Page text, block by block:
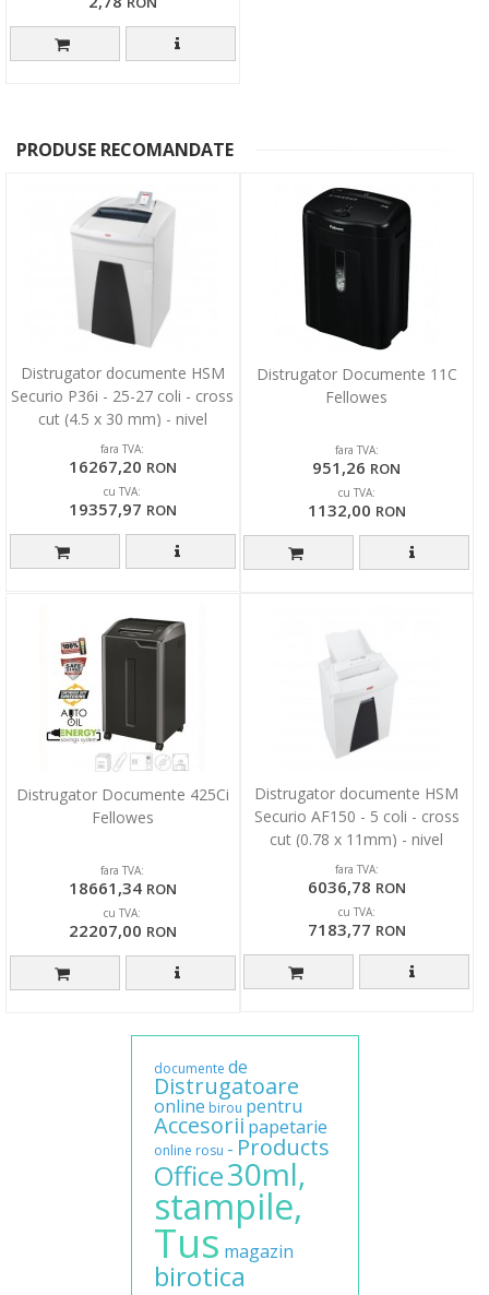
PRODUSE RECOMANDATE
Distrugator documente HSM
Securio P36i - 25-27 coli - cross
cut (4.5 x 30 mm) - nivel
securitate 3
fara TVA:
16267,20 RON
cu TVA:
19357,97 RON
Distrugator Documente 11C
Fellowes
fara TVA:
951,26 RON
cu TVA:
1132,00 RON
Distrugator Documente 425Ci
Fellowes
fara TVA:
18661,34 RON
cu TVA:
22207,00 RON
Distrugator documente HSM
Securio AF150 - 5 coli - cross
cut (0.78 x 11mm) - nivel
securitate 5
fara TVA:
6036,78 RON
cu TVA:
7183,77 RON
documente de
Distrugatoare
online birou pentru
Accesorii papetarie
online rosu - Products
Office30ml,
stampile,
Tus magazin
birotica